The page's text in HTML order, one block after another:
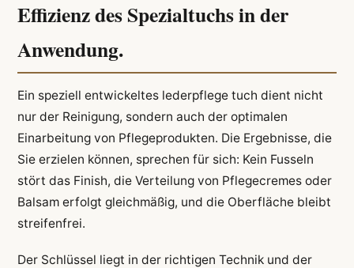
Effizienz des Spezialtuchs in der
Anwendung.
Ein speziell entwickeltes lederpflege tuch dient nicht
nur der Reinigung, sondern auch der optimalen
Einarbeitung von Pflegeprodukten. Die Ergebnisse, die
Sie erzielen können, sprechen für sich: Kein Fusseln
stört das Finish, die Verteilung von Pflegecremes oder
Balsam erfolgt gleichmäßig, und die Oberfläche bleibt
streifenfrei.
Der Schlüssel liegt in der richtigen Technik und der